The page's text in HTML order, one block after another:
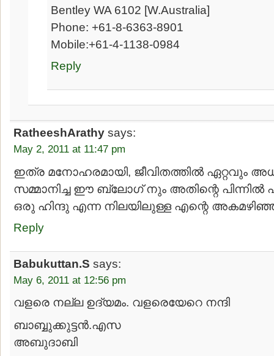
Bentley WA 6102 [W.Australia]
Phone: +61-8-6363-8901
Mobile:+61-4-1138-0984
Reply
RatheeshArathy says:
May 2, 2011 at 11:47 pm
ഇത്ര മനോഹരമായി, ജീവിതത്തില്‍ ഏറ്റവും
സമ്മാനിച്ച ഈ ബ്ലോഗ്‌ നും അതിന്റെ പിന്നില്‍
ഒരു ഹിന്ദു എന്ന നിലയിലുള്ള എന്റെ
Reply
Babukuttan.S says:
May 6, 2011 at 12:56 pm
വളരെ നല്ല ഉദ്യമം. വളരെയേറെ നന്ദി
ബാബ്ബുക്കുട്ടന്‍.എസ
അബുദാബി